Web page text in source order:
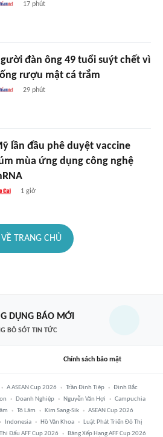
17 phút
đàn ông 49 tuổi suýt chết vì
rượu mật cá trắm
29 phút
lần đầu phê duyệt vaccine
mùa ứng dụng công nghệ
1 giờ
VỀ TRANG CHỦ
DỤNG BÁO MỚI
BỎ SÓT TIN TỨC
Chính sách bảo mật
A ASEAN Cup 2026 Trần Đình Tiệp
Đình Bắc
Doanh Nghiệp Nguyễn Văn Hợi
Campuchia
Tô Lâm Kim Sang-Sik
ASEAN Cup 2026
Indonesia Hồ Văn Khoa
Luật Phát Triển Đô Thị
Đấu AFF Cup 2026 Bảng Xếp Hạng AFF Cup 2026